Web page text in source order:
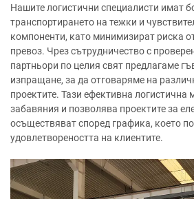
Нашите логистични специалисти имат
транспортирането на тежки и
компоненти, като минимизират риска
превоз. Чрез сътрудничество с
партньори по целия свят предлагаме
изпращане, за да отговаряме на
проектите. Тази ефективна
забавяния и позволява проектите за
осъществяват според графика, което
удовлетвореността на клиентите.